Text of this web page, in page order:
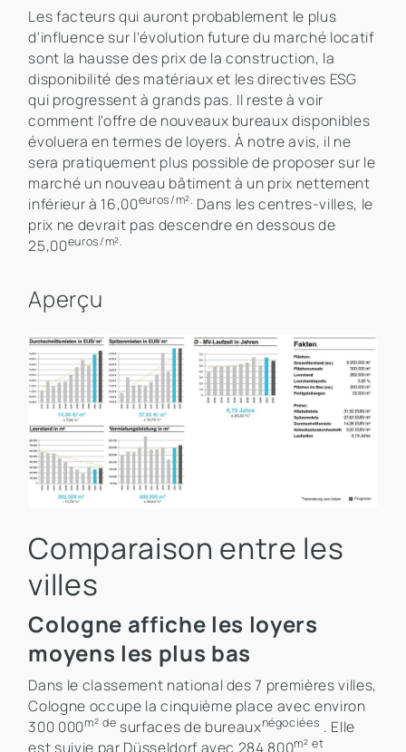
Les facteurs qui auront probablement le plus
d'influence sur l'évolution future du marché locatif
sont la hausse des prix de la construction, la
disponibilité des matériaux et les directives ESG
qui progressent à grands pas. Il reste à voir
comment l'offre de nouveaux bureaux disponibles
évoluera en termes de loyers. À notre avis, il ne
sera pratiquement plus possible de proposer sur le
marché un nouveau bâtiment à un prix nettement
inférieur à 16,00euros/m². Dans les centres-villes, le
prix ne devrait pas descendre en dessous de
25,00euros/m².
Aperçu
Comparaison entre les
villes
Cologne affiche les loyers
moyens les plus bas
Dans le classement national des 7 premières villes,
Cologne occupe la cinquième place avec environ
300 000m² de surfaces de bureauxnégociées . Elle
est suivie par Düsseldorf avec 284 800m² et